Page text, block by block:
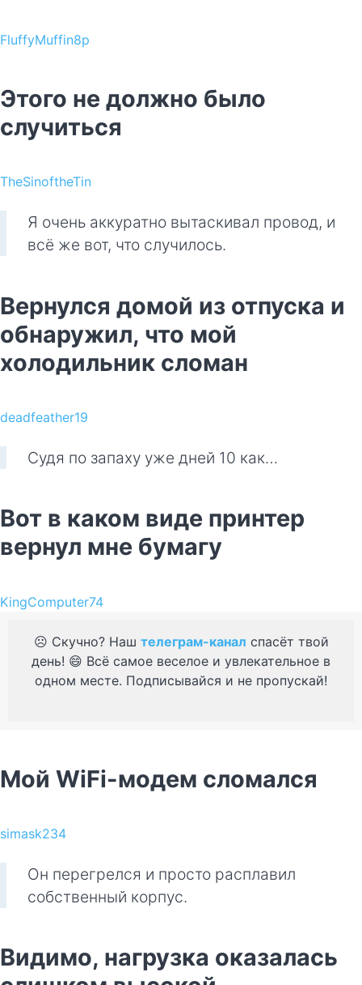
FluffyMuffin8p
Этого не должно было
случиться
TheSinoftheTin
Я очень аккуратно вытаскивал провод, и
всё же вот, что случилось.
Вернулся домой из отпуска и
обнаружил, что мой
холодильник сломан
deadfeather19
Судя по запаху уже дней 10 как…
Вот в каком виде принтер
вернул мне бумагу
KingComputer74
☹️ Скучно? Наш телеграм-канал спасёт твой
день! 😄 Всё самое веселое и увлекательное в
одном месте. Подписывайся и не пропускай!
Мой WiFi-модем сломался
simask234
Он перегрелся и просто расплавил
собственный корпус.
Видимо, нагрузка оказалась